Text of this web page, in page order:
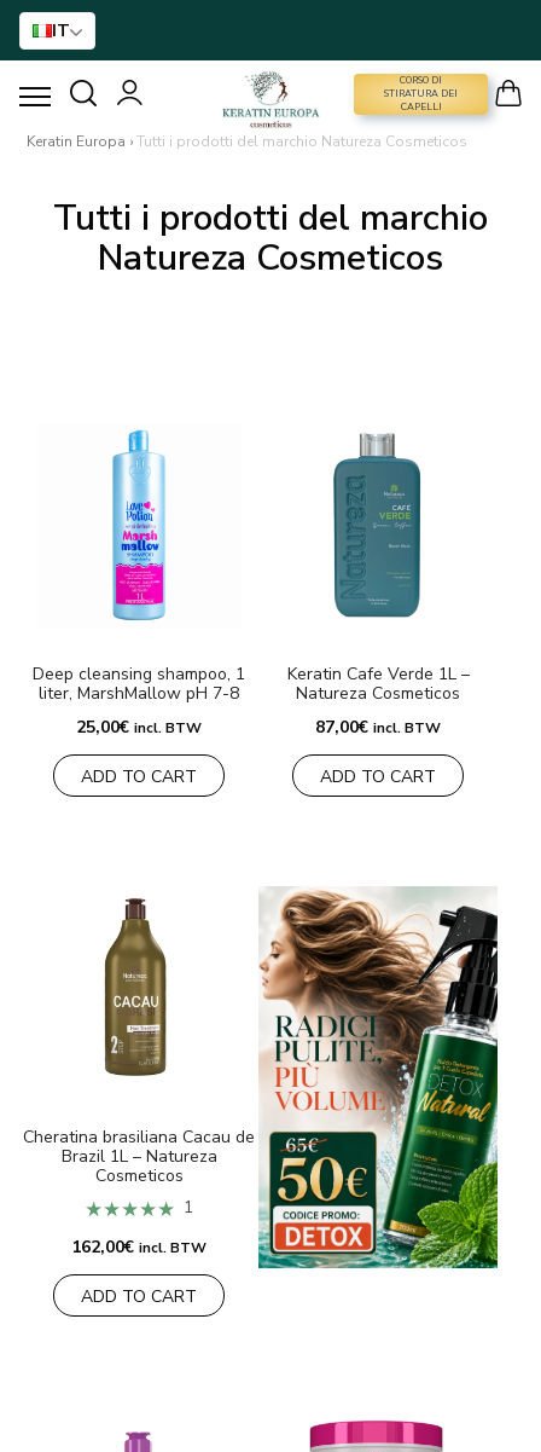
IT
CORSO DI
STIRATURA DEI
CAPELLI
CORSO DI STIRATURA DEI CAPELLI
TRATTAMENTO CON BTX
NANO GOLD
ACCESSORI
Domande frequenti
Contatti
Keratin Europa ›Tutti i prodotti del marchio Natureza Cosmeticos
Tutti i prodotti del marchio
Natureza Cosmeticos
Deep cleansing shampoo, 1
liter, MarshMallow pH 7-8
25,00€ incl. BTW
ADD TO CART
Keratin Cafe Verde 1L –
Natureza Cosmeticos
87,00€ incl. BTW
ADD TO CART
Cheratina brasiliana Cacau de
Brazil 1L – Natureza
Cosmeticos
★★★★★ 1
162,00€ incl. BTW
ADD TO CART